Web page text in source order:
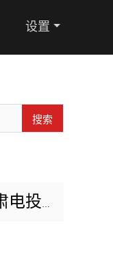
设置
搜索
部李特